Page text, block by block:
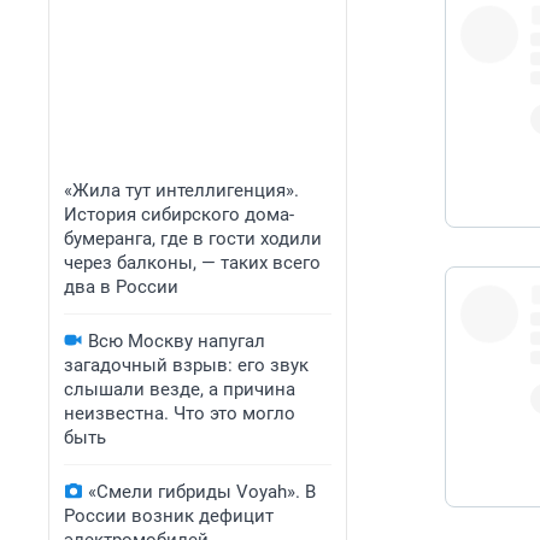
«Жила тут интеллигенция».
История сибирского дома-
бумеранга, где в гости ходили
через балконы, — таких всего
два в России
Всю Москву напугал
загадочный взрыв: его звук
слышали везде, а причина
неизвестна. Что это могло
быть
«Смели гибриды Voyah». В
России возник дефицит